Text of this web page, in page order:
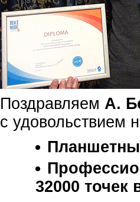
Поздравляем А.
с удовольствием
32000 точек